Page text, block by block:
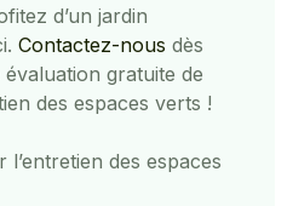
d’un jardin
Contactez-nous dès
gratuite de
des espaces verts !
des espaces